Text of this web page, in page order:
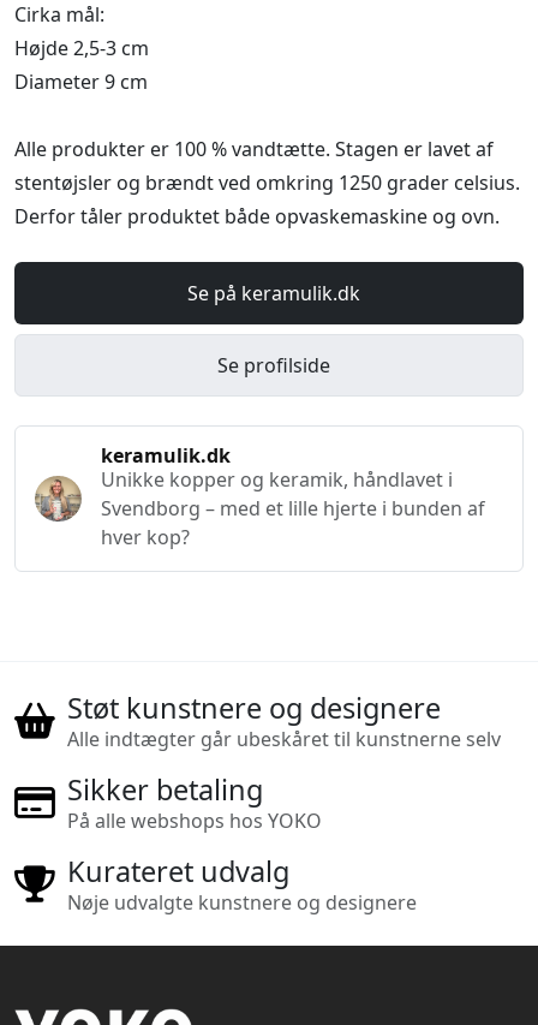
Cirka mål:
Højde 2,5-3 cm
Diameter 9 cm
Alle produkter er 100 % vandtætte. Stagen er lavet af
stentøjsler og brændt ved omkring 1250 grader celsius.
Derfor tåler produktet både opvaskemaskine og ovn.
Se på keramulik.dk
Se profilside
keramulik.dk
Unikke kopper og keramik, håndlavet i
Svendborg – med et lille hjerte i bunden af
hver kop?
Støt kunstnere og designere
Alle indtægter går ubeskåret til kunstnerne selv
Sikker betaling
På alle webshops hos YOKO
Kurateret udvalg
Nøje udvalgte kunstnere og designere